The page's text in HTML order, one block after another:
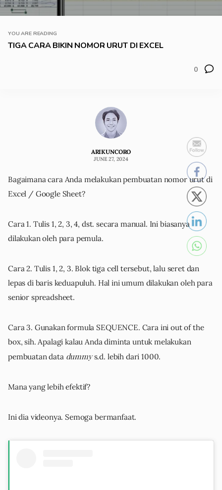
YOU ARE READING
TIGA CARA BIKIN NOMOR URUT DI EXCEL
0
ARIKUNCORO
JUNE 27, 2024
Bagaimana cara Anda melakukan pembuatan nomor urut di
Excel / Google Sheet?
Cara 1. Tulis 1, 2, 3, 4, dst. secara manual. Ini biasanya
dilakukan oleh para pemula.
Cara 2. Tulis 1, 2, 3. Blok tiga cell tersebut, lalu seret dan
lepas di baris keduapuluh. Hal ini umum dilakukan oleh para
senior spreadsheet.
Cara 3. Gunakan formula SEQUENCE. Cara ini out of the
box, sih. Apalagi kalau Anda diminta untuk melakukan
pembuatan data dummys.d. lebih dari 1000.
Mana yang lebih efektif?
Ini dia videonya. Semoga bermanfaat.